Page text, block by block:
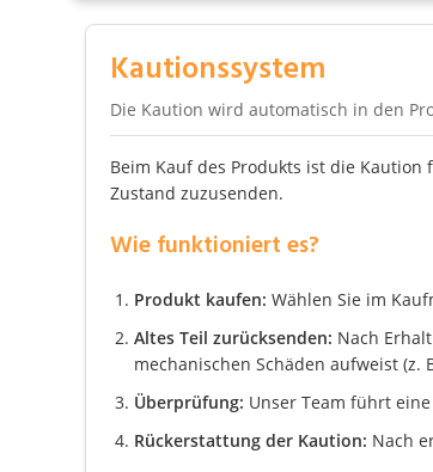
Kautionssystem
Die Kaution wird automatisch in den
Beim Kauf des Produkts ist die
Zustand zuzusenden.
Wie funktioniert es?
Produkt kaufen: Wählen Sie im
Altes Teil zurücksenden: Nach
mechanischen Schäden aufweist (z.
Überprüfung: Unser Team führt
Rückerstattung der Kaution: Nach